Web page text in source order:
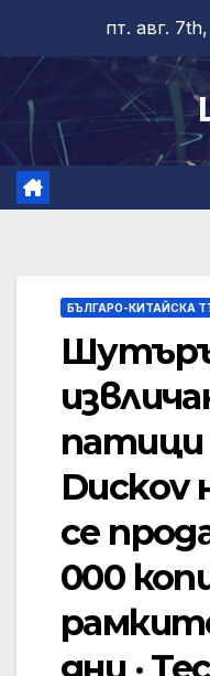
content
пт. авг.
БЪЛГАРО-КИТАЙСКА
патици
Duckov
се
000